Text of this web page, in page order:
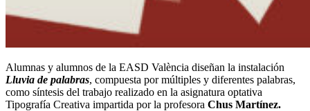
Alumnas y alumnos de la EASD València diseñan la instalación
Lluvia de palabras, compuesta por múltiples y diferentes palabras,
como síntesis del trabajo realizado en la asignatura optativa
Tipografía Creativa impartida por la profesora Chus Martínez.